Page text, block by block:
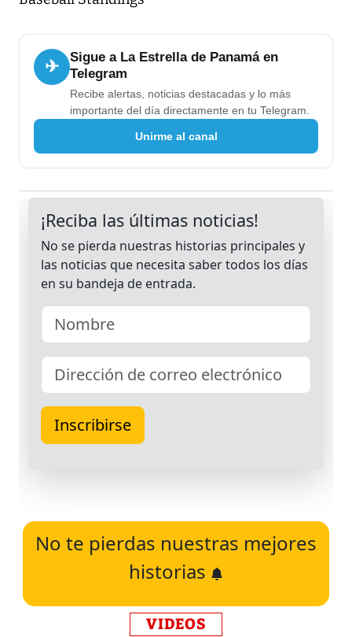
✈
Sigue a La Estrella de Panamá en
Telegram
Recibe alertas, noticias destacadas y lo más
importante del día directamente en tu Telegram.
Unirme al canal
No te pierdas nuestras mejores
historias
VIDEOS